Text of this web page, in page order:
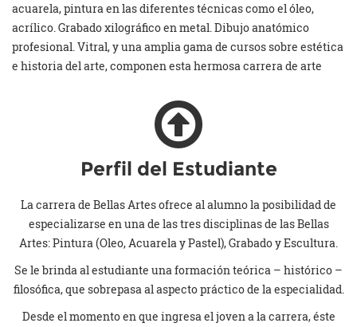
acuarela, pintura en las diferentes técnicas como el óleo,
acrílico. Grabado xilográfico en metal. Dibujo anatómico
profesional. Vitral, y una amplia gama de cursos sobre estética
e historia del arte, componen esta hermosa carrera de arte
Perfil del Estudiante
La carrera de Bellas Artes ofrece al alumno la posibilidad de
especializarse en una de las tres disciplinas de las Bellas
Artes: Pintura (Oleo, Acuarela y Pastel), Grabado y Escultura.
Se le brinda al estudiante una formación teórica – histórico –
filosófica, que sobrepasa al aspecto práctico de la especialidad.
Desde el momento en que ingresa el joven a la carrera, éste